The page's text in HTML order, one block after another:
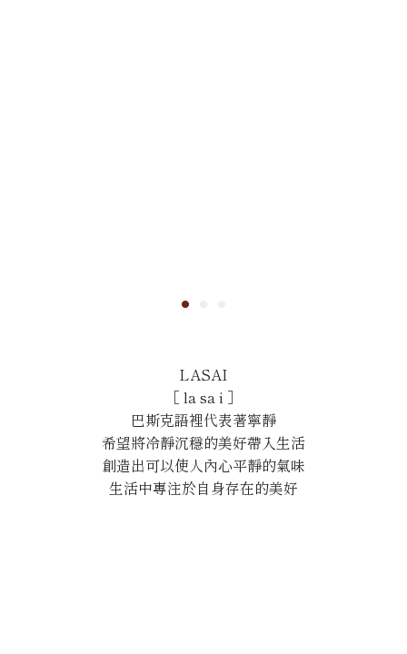
LASAI
［ la sa i ］
巴斯克語裡代表著寧靜
希望將冷靜沉穩的美好帶入生活
創造出可以使人內心平靜的氣味
生活中專注於自身存在的美好